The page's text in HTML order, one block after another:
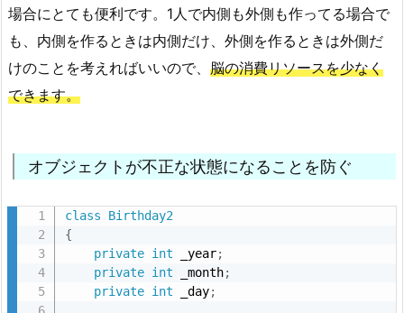
場合にとても便利です。1人で内側も外側も作ってる場合で
も、内側を作るときは内側だけ、外側を作るときは外側だ
けのことを考えればいいので、 脳の消費リソースを少なく
できます。
オブジェクトが不正な状態になることを防ぐ
class
Birthday2
{
private int _year;
private int _month;
private int _day;